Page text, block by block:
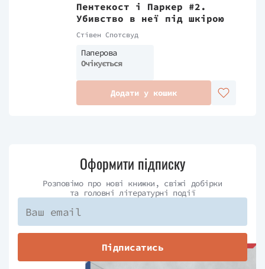
Пентекост і Паркер #2.
Убивство в неї під шкірою
Стівен Спотсвуд
Паперова
Очікується
Додати у кошик
Оформити підписку
Розповімо про нові книжки, свіжі добірки
та головні літературні події
Підписатись